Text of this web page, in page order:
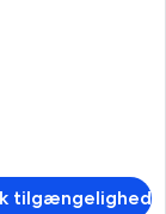
tilgængelighed